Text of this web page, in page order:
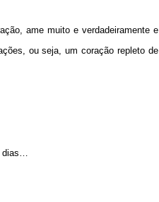
ame muito e verdadeiramente e
ou seja, um coração repleto de